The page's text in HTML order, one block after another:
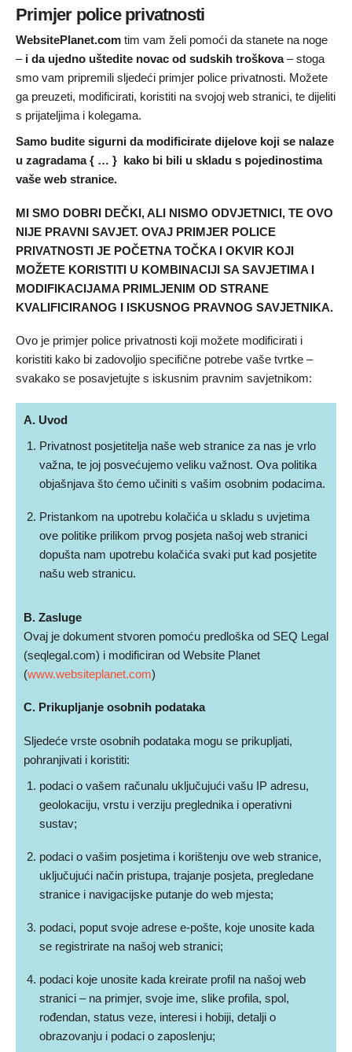
Primjer police privatnosti
WebsitePlanet.com tim vam želi pomoći da stanete na noge
– i da ujedno uštedite novac od sudskih troškova– stoga
smo vam pripremili sljedeći primjer police privatnosti. Možete
ga preuzeti, modificirati, koristiti na svojoj web stranici, te dijeliti
s prijateljima i kolegama.
Samo budite sigurni da modificirate dijelove koji se nalaze
u zagradama { … } kako bi bili u skladu s pojedinostima
vaše web stranice.
MI SMO DOBRI DEČKI, ALI NISMO ODVJETNICI, TE OVO
NIJE PRAVNI SAVJET. OVAJ PRIMJER POLICE
PRIVATNOSTI JE POČETNA TOČKA I OKVIR KOJI
MOŽETE KORISTITI U KOMBINACIJI SA SAVJETIMA I
MODIFIKACIJAMA PRIMLJENIM OD STRANE
KVALIFICIRANOG I ISKUSNOG PRAVNOG SAVJETNIKA.
Ovo je primjer police privatnosti koji možete modificirati i
koristiti kako bi zadovoljio specifične potrebe vaše tvrtke –
svakako se posavjetujte s iskusnim pravnim savjetnikom:
A. Uvod
Privatnost posjetitelja naše web stranice za nas je vrlo
važna, te joj posvećujemo veliku važnost. Ova politika
objašnjava što ćemo učiniti s vašim osobnim podacima.
Pristankom na upotrebu kolačića u skladu s uvjetima
ove politike prilikom prvog posjeta našoj web stranici
dopušta nam upotrebu kolačića svaki put kad posjetite
našu web stranicu.
B. Zasluge
Ovaj je dokument stvoren pomoću predloška od SEQ Legal
(seqlegal.com) i modificiran od Website Planet
(www.websiteplanet.com)
C. Prikupljanje osobnih podataka
Sljedeće vrste osobnih podataka mogu se prikupljati,
pohranjivati i koristiti:
podaci o vašem računalu uključujući vašu IP adresu,
geolokaciju, vrstu i verziju preglednika i operativni
sustav;
podaci o vašim posjetima i korištenju ove web stranice,
uključujući način pristupa, trajanje posjeta, pregledane
stranice i navigacijske putanje do web mjesta;
podaci, poput svoje adrese e-pošte, koje unosite kada
se registrirate na našoj web stranici;
podaci koje unosite kada kreirate profil na našoj web
stranici – na primjer, svoje ime, slike profila, spol,
rođendan, status veze, interesi i hobiji, detalji o
obrazovanju i podaci o zaposlenju;